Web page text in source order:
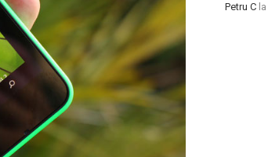
Petru C la